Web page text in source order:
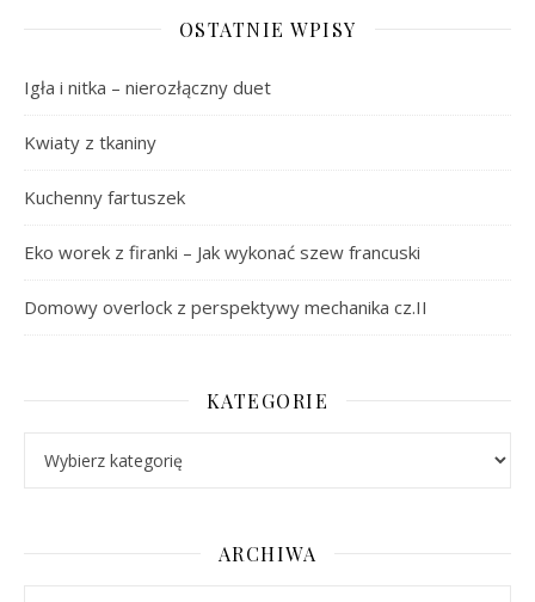
OSTATNIE WPISY
Igła i nitka – nierozłączny duet
Kwiaty z tkaniny
Kuchenny fartuszek
Eko worek z firanki – Jak wykonać szew francuski
Domowy overlock z perspektywy mechanika cz.II
KATEGORIE
ARCHIWA